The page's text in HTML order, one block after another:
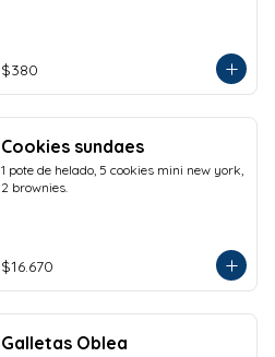
$380
Cookies sundaes
1 pote de helado, 5 cookies mini new york,
2 brownies.
$16.670
Galletas Oblea